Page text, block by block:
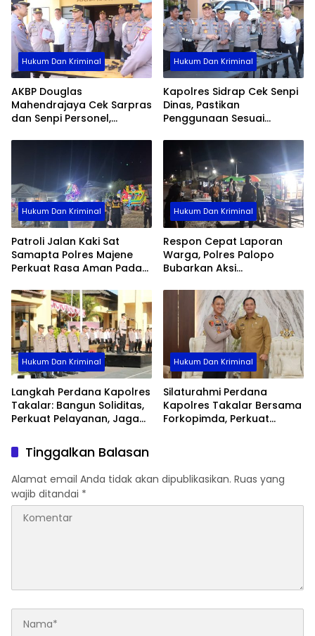
Hukum Dan Kriminal
AKBP Douglas
Mahendrajaya Cek Sarpras
dan Senpi Personel,
Operasional Polres Wajo
Hukum Dan Kriminal
Kapolres Sidrap Cek Senpi
Dinas, Pastikan
Penggunaan Sesuai
Hukum Dan Kriminal
Patroli Jalan Kaki Sat
Samapta Polres Majene
Perkuat Rasa Aman Pada
Rawan Hingga Permukiman
Nelayan
Hukum Dan Kriminal
Respon Cepat Laporan
Warga, Polres Palopo
Bubarkan Aksi
Kelompok Pemuda
Hukum Dan Kriminal
Langkah Perdana Kapolres
Takalar: Bangun Soliditas,
Perkuat Pelayanan, Jaga
Hukum Dan Kriminal
Silaturahmi Perdana
Kapolres Takalar Bersama
Forkopimda, Perkuat
Tinggalkan Balasan
Alamat email Anda tidak akan dipublikasikan. Ruas yang
wajib ditandai *